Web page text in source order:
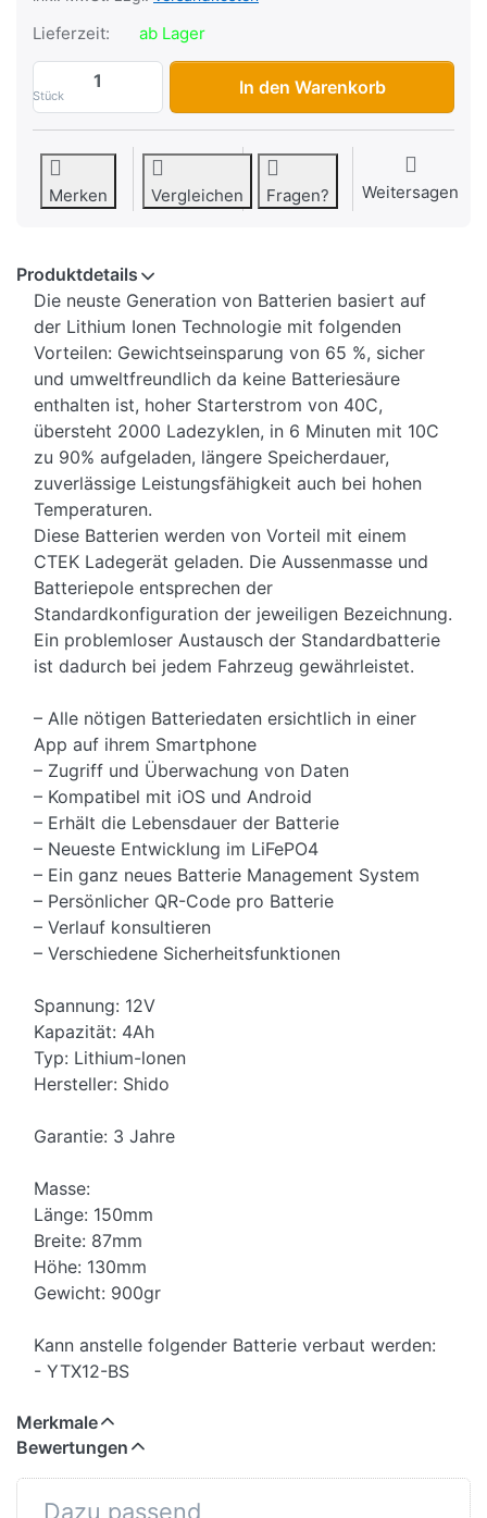
Lieferzeit: ab Lager
Stück
Lithium-Batterie Shido LTX12 CNT,
In den Warenkorb
Merken Vergleichen Fragen? Weitersagen
Produktdetails
Die neuste Generation von Batterien basiert auf
der Lithium Ionen Technologie mit folgenden
Vorteilen: Gewichtseinsparung von 65 %, sicher
und umweltfreundlich da keine Batteriesäure
enthalten ist, hoher Starterstrom von 40C,
übersteht 2000 Ladezyklen, in 6 Minuten mit 10C
zu 90% aufgeladen, längere Speicherdauer,
zuverlässige Leistungsfähigkeit auch bei hohen
Temperaturen.
Diese Batterien werden von Vorteil mit einem
CTEK Ladegerät geladen. Die Aussenmasse und
Batteriepole entsprechen der
Standardkonfiguration der jeweiligen Bezeichnung.
Ein problemloser Austausch der Standardbatterie
ist dadurch bei jedem Fahrzeug gewährleistet.
– Alle nötigen Batteriedaten ersichtlich in einer
App auf ihrem Smartphone
– Zugriff und Überwachung von Daten
– Kompatibel mit iOS und Android
– Erhält die Lebensdauer der Batterie
– Neueste Entwicklung im LiFePO4
– Ein ganz neues Batterie Management System
– Persönlicher QR-Code pro Batterie
– Verlauf konsultieren
– Verschiedene Sicherheitsfunktionen
Spannung: 12V
Kapazität: 4Ah
Typ: Lithium-lonen
Hersteller: Shido
Garantie: 3 Jahre
Masse:
Länge: 150mm
Breite: 87mm
Höhe: 130mm
Gewicht: 900gr
Kann anstelle folgender Batterie verbaut werden:
- YTX12-BS
Merkmale
Bewertungen
Dazu passend